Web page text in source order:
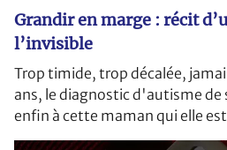
Grandir en marge : récit
l’invisible
Trop timide, trop décalée,
ans, le diagnostic d'autisme de
enfin à cette maman qui elle